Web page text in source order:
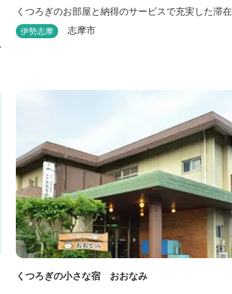
くつろぎのお部屋と納得のサービスで充実した滞在
伊勢志摩 志摩市
くつろぎの小さな宿 おおなみ